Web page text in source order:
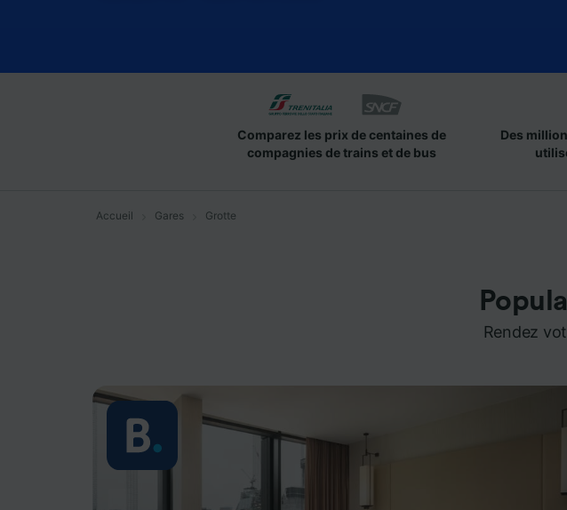
Comparez les prix de centaines de
compagnies de trains et de bus
Des
Accueil Gares Grotte
Rendez